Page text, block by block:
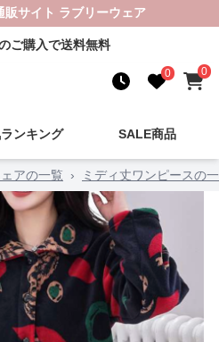
販サイト ラブリーウェア
ご購入で送料無料
0 0
ランキング SALE商品
アの一覧 › ミディ丈ワンピースの